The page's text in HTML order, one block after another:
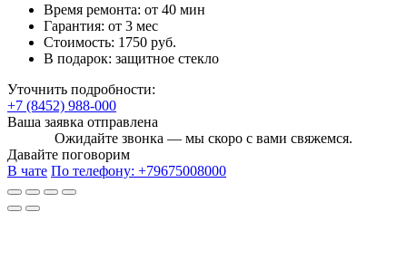
Время ремонта: от 40 мин
Гарантия: от 3 мес
Стоимость: 1750 руб.
В подарок: защитное стекло
Уточнить подробности:
+7 (8452) 988-000
Ваша заявка отправлена
Ожидайте звонка — мы скоро с вами свяжемся.
Давайте поговорим
В чате По телефону: +79675008000